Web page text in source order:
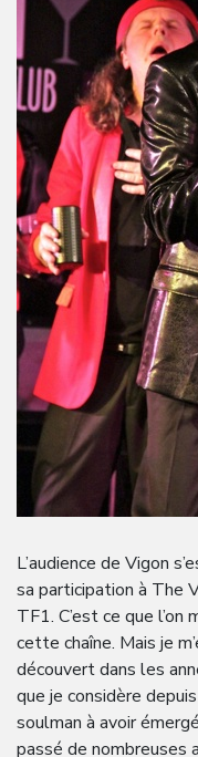
L’audience de Vigon
sa participation à The
TF1. C’est ce que l’on
cette chaîne. Mais je
découvert dans les
que je considère
soulman à avoir
passé de nombreuses